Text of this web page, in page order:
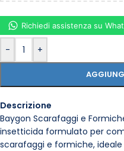
- +
Richiedi assistenza su
Descrizione
Baygon Scarafaggi e
insetticida formulato per
scarafaggi e formiche,